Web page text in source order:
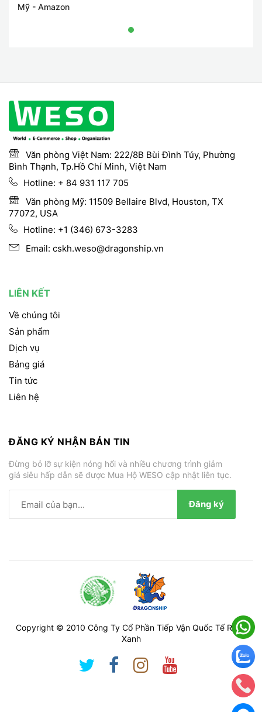
phẳng có nắp kép và 2 kệ
Mỹ - Amazon
Văn phòng Việt Nam: 222/8B Bùi Đình Túy, Phường
Bình Thạnh, Tp.Hồ Chí Minh, Việt Nam
Hotline: + 84 931 117 705
Văn phòng Mỹ: 11509 Bellaire Blvd, Houston, TX
77072, USA
Hotline: +1 (346) 673-3283
Email: cskh.weso@dragonship.vn
LIÊN KẾT
Về chúng tôi
Sản phẩm
Dịch vụ
Bảng giá
Tin tức
Liên hệ
ĐĂNG KÝ NHẬN BẢN TIN
Đừng bỏ lỡ sự kiện nóng hổi và nhiều chương trình giảm
giá siêu hấp dẫn sẽ được Mua Hộ WESO cập nhật liên tục.
Đăng ký
Copyright © 2010 Công Ty Cổ Phần Tiếp Vận Quốc Tế Rồng
Xanh